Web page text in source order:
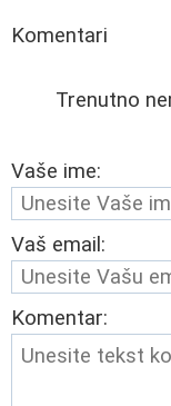
Komentari
Trenutno
Vaše ime:
Vaš email:
Komentar: